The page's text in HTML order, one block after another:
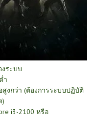
ระบบ
ำ
สูงกว่า (ต้องการระบบปฏิบัติ
)
i3-2100 หรือ